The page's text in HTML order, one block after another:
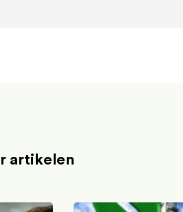
artikelen